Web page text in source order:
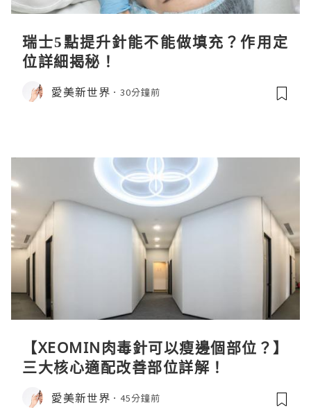
瑞士5點提升針能不能做填充？作用定
位詳細揭秘！
愛美新世界 30分鐘前
【XEOMIN肉毒針可以瘦邊個部位？】
三大核心適配改善部位詳解！
愛美新世界 45分鐘前